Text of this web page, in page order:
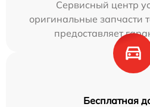
Сервисный центр
оригинальные запчасти
предоставляет
Бесплатная